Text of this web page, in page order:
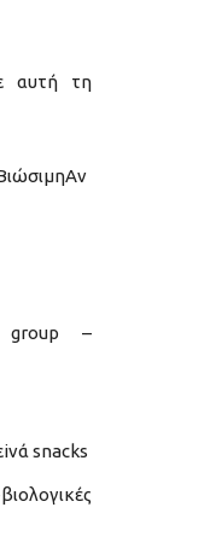
αυτή τη
–
snacks